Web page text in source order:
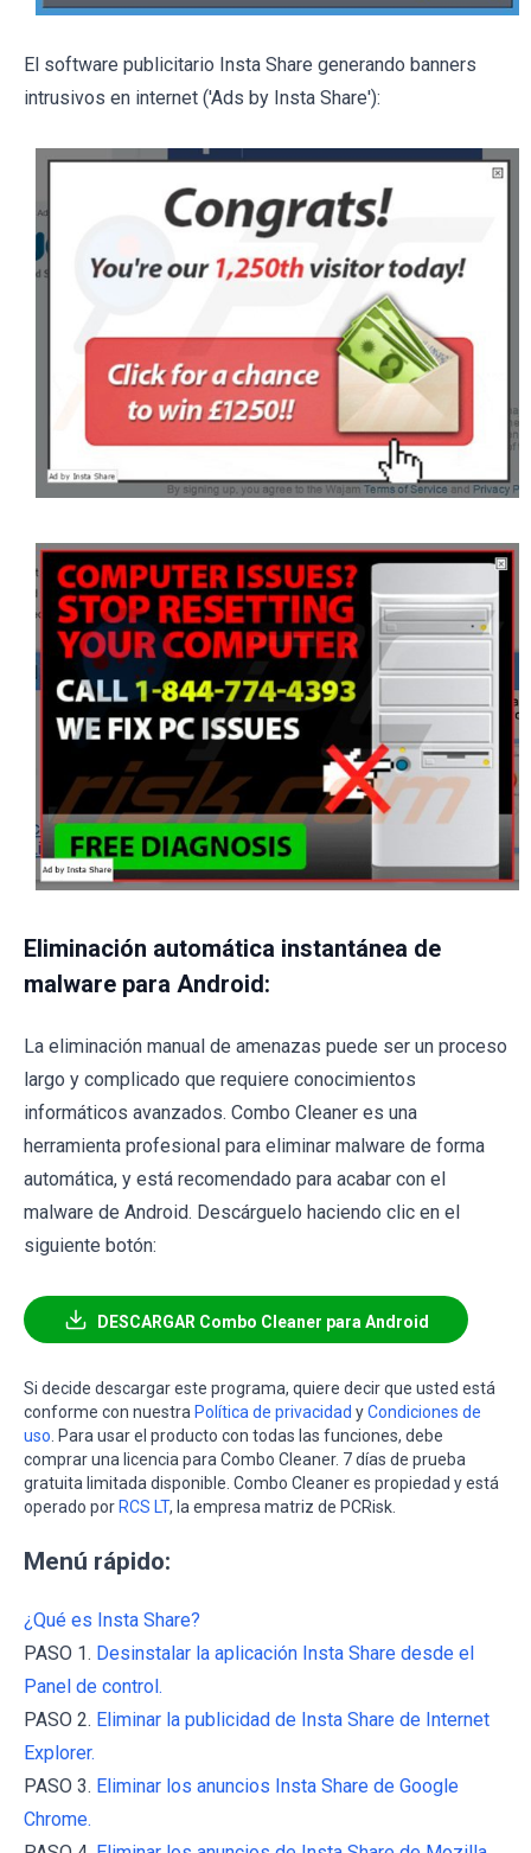
El software publicitario Insta Share generando banners
intrusivos en internet ('Ads by Insta Share'):
Eliminación automática instantánea de
malware para Android:
La eliminación manual de amenazas puede ser un proceso
largo y complicado que requiere conocimientos
informáticos avanzados. Combo Cleaner es una
herramienta profesional para eliminar malware de forma
automática, y está recomendado para acabar con el
malware de Android. Descárguelo haciendo clic en el
siguiente botón:
DESCARGAR Combo Cleaner para Android
Si decide descargar este programa, quiere decir que usted está
conforme con nuestra Política de privacidad yCondiciones de
uso . Para usar el producto con todas las funciones, debe
comprar una licencia para Combo Cleaner. 7 días de prueba
gratuita limitada disponible. Combo Cleaner es propiedad y está
operado por RCS LT, la empresa matriz de PCRisk.
Menú rápido:
¿Qué es Insta Share?
PASO 1. Desinstalar la aplicación Insta Share desde el
Panel de control.
PASO 2. Eliminar la publicidad de Insta Share de Internet
Explorer.
PASO 3. Eliminar los anuncios Insta Share de Google
Chrome.